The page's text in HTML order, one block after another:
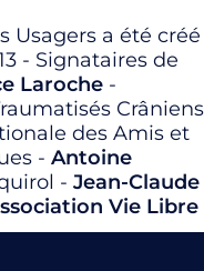
Usagers a été créé
- Signataires de
Laroche -
Crâniens
des Amis et
- Antoine
- Jean-Claude
Vie Libre